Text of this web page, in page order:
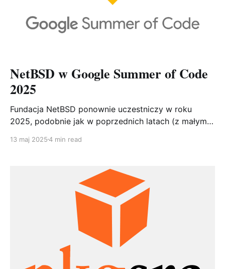
NetBSD w Google Summer of Code
2025
Fundacja NetBSD ponownie uczestniczy w roku
2025, podobnie jak w poprzednich latach (z małymi
są z lat: 2005, 2006, 2007, 2008, 2009, 2010, 2011,
2022, 2023, 2024) w programie Google Summer of
Code. GSOC to inicjatywa
13 maj 20254 min read